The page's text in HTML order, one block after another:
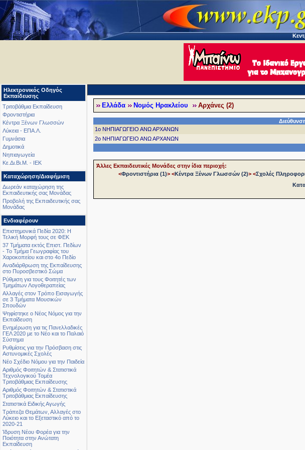
Ηλεκτρονικός Οδηγός
Εκπαίδευσης
Τριτοβάθμια Εκπαίδευση
Φροντιστήρια
Κέντρα Ξένων Γλωσσών
Λύκεια - ΕΠΑ.Λ.
Γυμνάσια
Δημοτικά
Νηπιαγωγεία
Κε.Δι.Βι.Μ. - ΙΕΚ
Καταχώρηση/Διαφήμιση
Δωρεάν καταχώρηση της
Εκπαιδευτικής σας Μονάδας
Προβολή της Εκπαιδευτικής σας
Μονάδας
Ενδιαφέρουν
Επιστημονικά Πεδία 2020: Η
Τελική Μορφή τους σε ΦΕΚ
37 Τμήματα εκτός Επιστ. Πεδίων
- Το Τμήμα Γεωγραφίας του
Χαροκοπείου και στο 4ο Πεδίο
Αναδιάρθρωση της Εκπαίδευσης
στο Πυροσβεστικό Σώμα
Ρύθμιση για τους Φοιτητές των
Τμημάτων Λογοθεραπείας
Αλλαγές στον Τρόπο Εισαγωγής
σε 3 Τμήματα Μουσικών
Σπουδών
Ψηφίστηκε ο Νέος Νόμος για την
Εκπαίδευση
Ενημέρωση για τις Πανελλαδικές
ΓΕΛ 2020 με το Νέο και το Παλαιό
Σύστημα
Ρυθμίσεις για την Πρόσβαση στις
Αστυνομικές Σχολές
Νέο Σχέδιο Νόμου για την Παιδεία
Αριθμός Φοιτητών & Στατιστικά
Τεχνολογικού Τομέα
Τριτοβάθμιας Εκπαίδευσης
Αριθμός Φοιτητών & Στατιστικά
Τριτοβάθμιας Εκπαίδευσης
Στατιστικά Ειδικής Αγωγής
Τράπεζα Θεμάτων, Αλλαγές στο
Λύκειο και το Εξεταστικό από το
2020-21
Ίδρυση Νέου Φορέα για την
Ποιότητα στην Ανώτατη
Εκπαίδευση
Ελλάδα Νομός Ηρακλείου Αρχάνες (2)
1o ΝΗΠΙΑΓΩΓΕΙΟ ΑΝΩ ΑΡΧΑΝΩΝ
2o ΝΗΠΙΑΓΩΓΕΙΟ ΑΝΩ ΑΡΧΑΝΩΝ
Άλλες Εκπαιδευτικές Μονάδες στην ίδια περιοχή:
<Φροντιστήρια (1)> <Κέντρα Ξένων Γλωσσών (2)> <Σχολές